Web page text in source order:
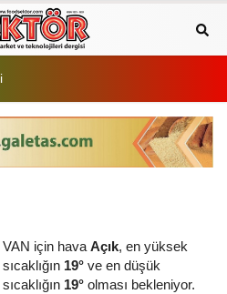
VAN için hava Açık, en yüksek
sıcaklığın 19°ve en düşük
sıcaklığın 19°olması bekleniyor.